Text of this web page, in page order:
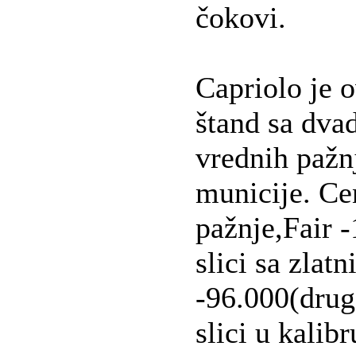
čokovi.
Capriolo je
štand sa
vrednih
municije.
pažnje,Fair
slici sa
-
slici u